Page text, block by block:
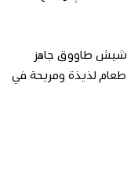
شيش طاووق جاهز
لذيذة ومريحة في